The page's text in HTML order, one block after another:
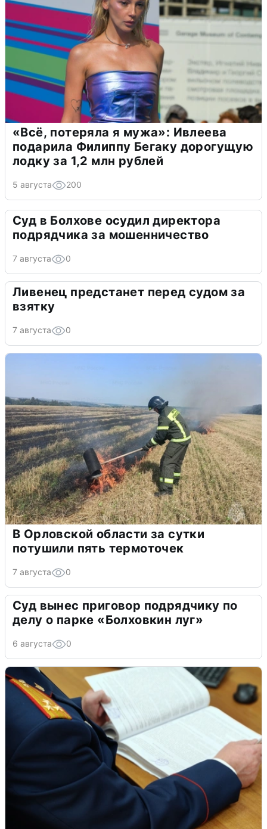
«Всё, потеряла я мужа»: Ивлеева
подарила Филиппу Бегаку дорогущую
лодку за 1,2 млн рублей
5 августа 200
Суд в Болхове осудил директора
подрядчика за мошенничество
7 августа 0
Ливенец предстанет перед судом за
взятку
7 августа 0
В Орловской области за сутки
потушили пять термоточек
7 августа 0
Суд вынес приговор подрядчику по
делу о парке «Болховкин луг»
6 августа 0